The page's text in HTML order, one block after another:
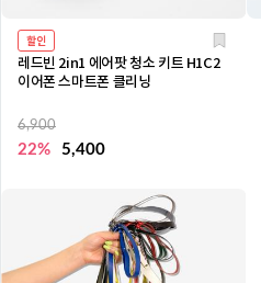
할인
레드빈 2in1 에어팟 청소 키트 H1C2
이어폰 스마트폰 클리닝
6,900
22% 5,400